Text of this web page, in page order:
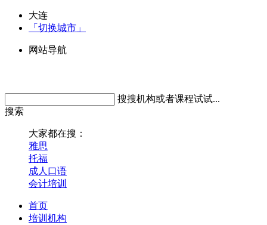
大连
「切换城市」
网站导航
搜搜机构或者课程试试...
搜索
大家都在搜：
雅思
托福
成人口语
会计培训
首页
培训机构